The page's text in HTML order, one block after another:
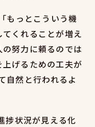
もっとこういう機
くれることが増え
努力に頼るのでは
げるための工夫が
然と行われるよ
捗状況が見える化